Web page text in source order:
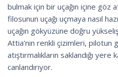
bulmak için bir uçağın içine göz
filosunun uçağı uçmaya nasıl
uçağın gökyüzüne doğru
Attia’nın renkli çizimleri, pilotun
atıştırmalıkların saklandığı
canlandırıyor.